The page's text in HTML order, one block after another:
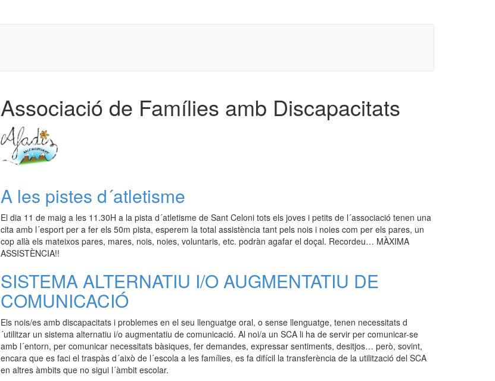
Associació de Famílies amb Discapacitats
A les pistes d´atletisme
El dia 11 de maig a les 11.30H a la pista d´atletisme de Sant Celoni tots els joves i petits de l´associació tenen una
cita amb l´esport per a fer els 50m pista, esperem la total assistència tant pels nois i noies com per els pares, un
cop allà els mateixos pares, mares, nois, noies, voluntaris, etc. podràn agafar el doçal. Recordeu… MÀXIMA
ASSISTÈNCIA!!
SISTEMA ALTERNATIU I/O AUGMENTATIU DE
COMUNICACIÓ
Els nois/es amb discapacitats i problemes en el seu llenguatge oral, o sense llenguatge, tenen necessitats d
´utilitzar un sistema alternatiu i/o augmentatiu de comunicació. Al noi/a un SCA li ha de servir per comunicar-se
amb l´entorn, per comunicar necessitats bàsiques, fer demandes, expressar sentiments, desitjos… però, sovint,
encara que es faci el traspàs d´això de l´escola a les famílies, es fa difícil la transferència de la utilització del SCA
en altres àmbits que no sigui l´àmbit escolar.